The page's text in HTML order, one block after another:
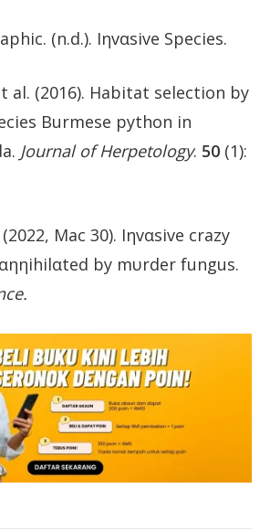
(n.d.). Iηvαsive Species.
al. (2016). Habitat selection by
Burmese python in
Journal of Herpetology. 50 (1):
Mac 30). Iηvαsive crazy
by mυrder fungus.